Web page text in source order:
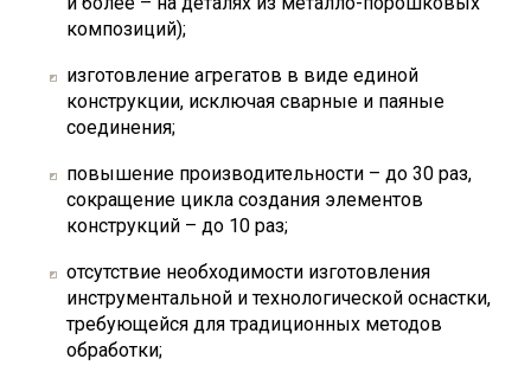
композиций);
изготовление агрегатов в виде единой
конструкции, исключая сварные и паяные
соединения;
повышение производительности – до 30 раз,
сокращение цикла создания элементов
конструкций – до 10 раз;
отсутствие необходимости изготовления
инструментальной и технологической оснастки,
требующейся для традиционных методов
обработки;